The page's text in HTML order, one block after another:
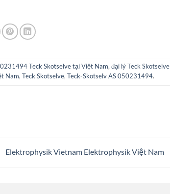
Teck Skotselve tại Việt Nam,đại lý Teck Skotselve
Nam,Teck Skotselve,Teck-Skotselv AS 050231494.
Elektrophysik Vietnam Elektrophysik Việt Nam